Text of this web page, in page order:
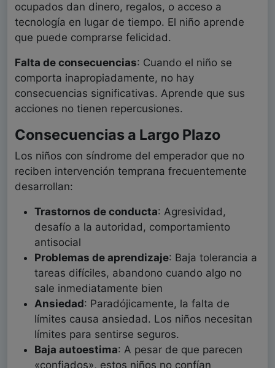
ocupados dan dinero, regalos, o acceso a
tecnología en lugar de tiempo. El niño aprende
que puede comprarse felicidad.
Falta de consecuencias: Cuando el niño se
comporta inapropiadamente, no hay
consecuencias significativas. Aprende que sus
acciones no tienen repercusiones.
Consecuencias a Largo Plazo
Los niños con síndrome del emperador que no
reciben intervención temprana frecuentemente
desarrollan:
Trastornos de conducta: Agresividad,
desafío a la autoridad, comportamiento
antisocial
Problemas de aprendizaje: Baja tolerancia a
tareas difíciles, abandono cuando algo no
sale inmediatamente bien
Ansiedad: Paradójicamente, la falta de
límites causa ansiedad. Los niños necesitan
límites para sentirse seguros.
Baja autoestima: A pesar de que parecen
«confiados», estos niños no confían